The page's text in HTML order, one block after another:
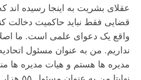
عقلای بشریت به اینجا رسیده اند
قضایی فقط نباید حاکمیت دخالت
واقع یک دعوای علمی است. ما
نداریم. من به عنوان مسئول
مدیره ها هستم و هیات مدیره ها